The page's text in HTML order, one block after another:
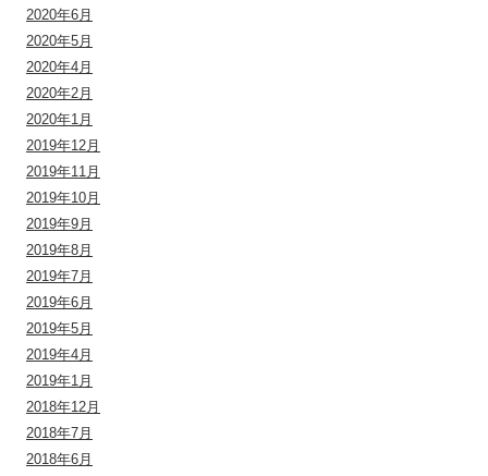
2020年6月
2020年5月
2020年4月
2020年2月
2020年1月
2019年12月
2019年11月
2019年10月
2019年9月
2019年8月
2019年7月
2019年6月
2019年5月
2019年4月
2019年1月
2018年12月
2018年7月
2018年6月